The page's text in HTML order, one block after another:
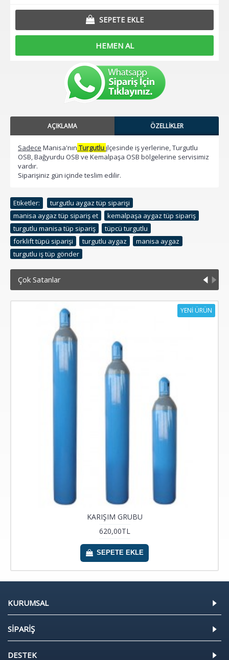
SEPETE EKLE
HEMEN AL
AÇIKLAMA ÖZELLIKLER
Sadece Manisa'nın Turgutluilçesinde iş yerlerine, Turgutlu
OSB, Bağyurdu OSB ve Kemalpaşa OSB bölgelerine servisimiz
vardır.
Siparişiniz gün içinde teslim edilir.
Etiketler: turgutlu aygaz tüp siparişi
manisa aygaz tüp sipariş et
kemalpaşa aygaz tüp sipariş
turgutlu manisa tüp sipariş
tüpcü turgutlu
forklift tüpü siparişi
turgutlu aygaz manisa aygaz
turgutlu iş tüp gönder
Çok Satanlar
YENİ ÜRÜN
KARIŞIM GRUBU
620,00TL
SEPETE EKLE
KURUMSAL
SİPARİŞ
DESTEK